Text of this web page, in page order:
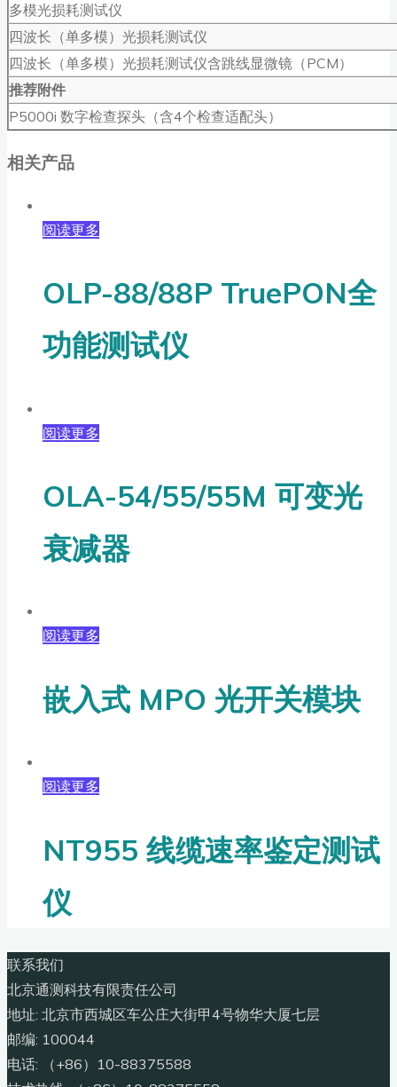
多模光损耗测试仪
四波长（单多模）光损耗测试仪
四波长（单多模）光损耗测试仪含跳线显微镜（PCM）
推荐附件
P5000i 数字检查探头（含4个检查适配头）
相关产品
阅读更多
OLP-88/88P TruePON全
功能测试仪
阅读更多
OLA-54/55/55M 可变光
衰减器
阅读更多
嵌入式 MPO 光开关模块
阅读更多
NT955 线缆速率鉴定测试
仪
联系我们
北京通测科技有限责任公司
地址: 北京市西城区车公庄大街甲4号物华大厦七层
邮编: 100044
电话: （+86）10-88375588